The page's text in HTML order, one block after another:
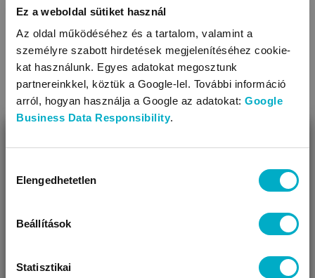
Ez a weboldal sütiket használ
Az oldal működéséhez és a tartalom, valamint a
személyre szabott hirdetések megjelenítéséhez cookie-
kat használunk. Egyes adatokat megosztunk
partnereinkkel, köztük a Google-lel. További információ
arról, hogyan használja a Google az adatokat: Google
Business Data Responsibility.
kiválasztása
Elengedhetetlen
Beállítások
Statisztikai
KAPCSOLÓDÓ KATEGÓRIÁK
Úgy látjuk, most jársz nálunk először!